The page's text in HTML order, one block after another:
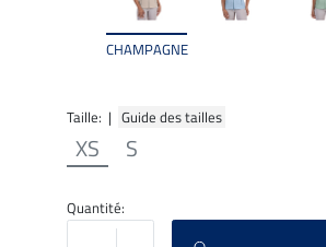
CHAMPAGNE
Taille: | Guide des tailles
XS S
Quantité: